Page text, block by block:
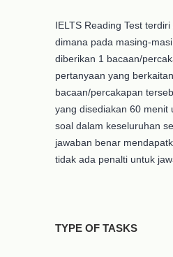
IELTS Reading Test terdiri
dimana pada masing-
diberikan 1 bacaan/
pertanyaan yang
bacaan/percakapan
yang disediakan 60 menit
soal dalam keseluruhan
jawaban benar
tidak ada penalti untuk
TYPE OF TASKS